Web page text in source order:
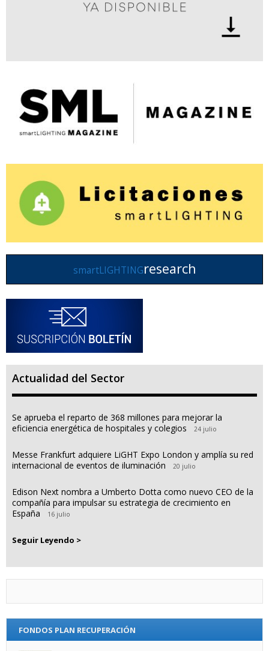
smartLIGHTINGresearch
Actualidad del Sector
Se aprueba el reparto de 368 millones para mejorar la
eficiencia energética de hospitales y colegios
24 julio
Messe Frankfurt adquiere LiGHT Expo London y amplía su red
internacional de eventos de iluminación
20 julio
Edison Next nombra a Umberto Dotta como nuevo CEO de la
compañía para impulsar su estrategia de crecimiento en
España
16 julio
Seguir Leyendo >
FONDOS PLAN RECUPERACIÓN